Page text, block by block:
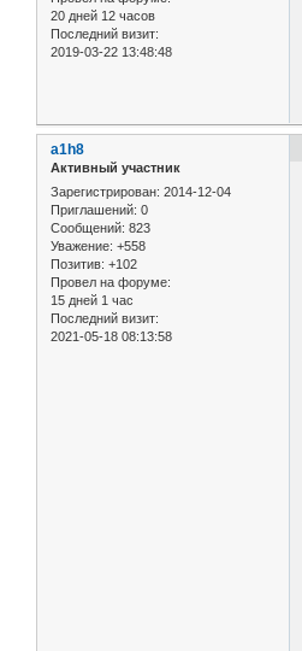
20 дней 12 часов
Последний визит:
2019-03-22 13:48:48
a1h8
Активный участник
Зарегистрирован: 2014-12-04
Приглашений: 0
Сообщений: 823
Уважение: +558
Позитив: +102
Провел на форуме:
15 дней 1 час
Последний визит:
2021-05-18 08:13:58